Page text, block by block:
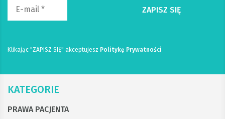
Klikając "ZAPISZ SIĘ" akceptujesz Politykę Prywatności
KATEGORIE
PRAWA PACJENTA